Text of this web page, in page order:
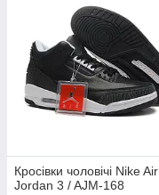
Кросівки чоловічі Nike Air
Jordan 3 / AJM-168